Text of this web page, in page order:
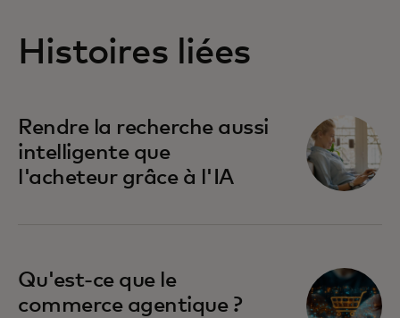
Histoires liées
Rendre la recherche aussi
intelligente que
l'acheteur grâce à l'IA
Qu'est-ce que le
commerce agentique ?